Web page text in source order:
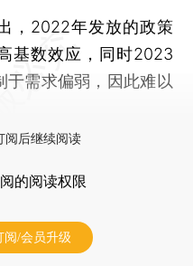
，2022年发放的政策
基数效应，同时2023
于需求偏弱，因此难以
阅后继续阅读
的阅读权限
阅/会员升级